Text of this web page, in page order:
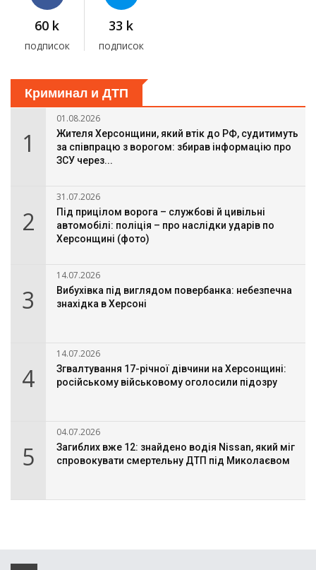
60 k
подписок
33 k
подписок
Криминал и ДТП
1
01.08.2026
Жителя Херсонщини, який втік до РФ, судитимуть
за співпрацю з ворогом: збирав інформацію про
ЗСУ через...
2
31.07.2026
Під прицілом ворога – службові й цивільні
автомобілі: поліція – про наслідки ударів по
Херсонщині (фото)
3
14.07.2026
Вибухівка під виглядом повербанка: небезпечна
знахідка в Херсоні
4
14.07.2026
Згвалтування 17-річної дівчини на Херсонщині:
російському військовому оголосили підозру
5
04.07.2026
Загиблих вже 12: знайдено водія Nissan, який міг
спровокувати смертельну ДТП під Миколаєвом